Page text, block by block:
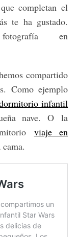
completan el
te ha gustado.
en
compartido
Como ejemplo
infantil
nave. O la
viaje en